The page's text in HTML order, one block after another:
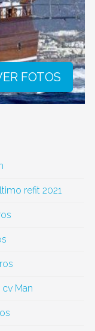
FOTOS
refit 2021
Man